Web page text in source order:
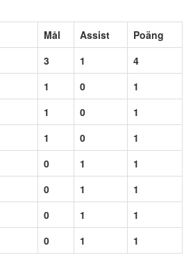
Mål Assist
Poäng
3 1
4
1 0
1
1 0
1
1 0
1
0 1
1
0 1
1
0 1
1
0 1 1